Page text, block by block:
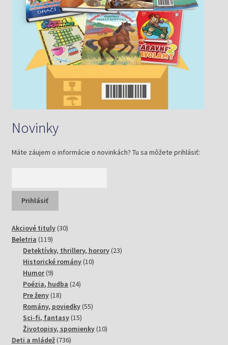
Novinky
Máte záujem o informácie o novinkách? Tu sa môžete prihlásiť:
Akciové tituly 3030
Beletria 119119
produktov
Detektívky, thrillery, horory 2323
Historické romány 1010
Humor 99
produktov
Poézia, hudba 2424
Pre ženy 1818
produktov
Romány, poviedky 5555
Sci-fi, fantasy 1515
produktov
Životopisy, spomienky 1010
Deti a mládež 736736